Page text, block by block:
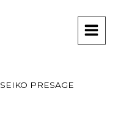
SEIKO PRESAGE